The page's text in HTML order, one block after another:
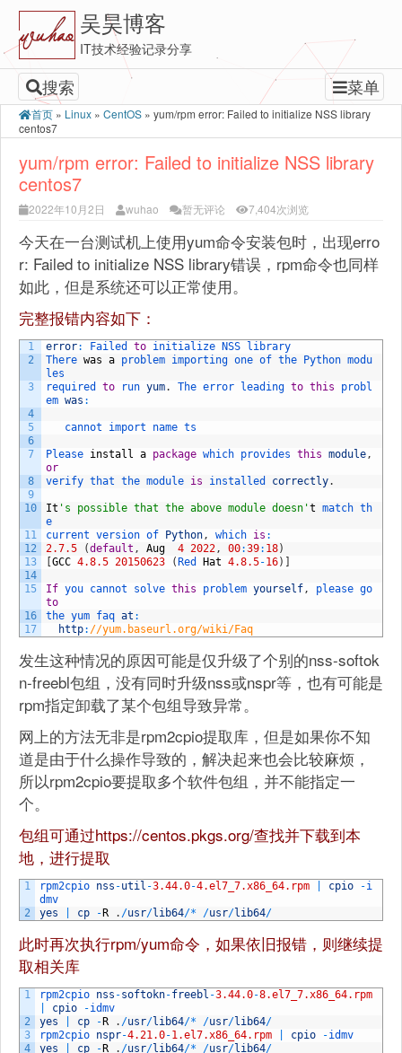
吴昊博客
IT技术经验记录分享
搜索 菜单
首页 » Linux » CentOS » yum/rpm error: Failed to initialize NSS library
centos7
yum/rpm error: Failed to initialize NSS library
centos7
2022年10月2日 wuhao 暂无评论 7,404次浏览
今天在一台测试机上使用yum命令安装包时，出现erro
r: Failed to initialize NSS library错误，rpm命令也同样
如此，但是系统还可以正常使用。
完整报错内容如下：
1
2
3
4
5
6
7
8
9
10
11
12
13
14
15
16
17
error: Failed to initialize NSS
library
There was a problem importing one of the Python modu
les
required to run yum. The error leading to this
probl
em was :
cannot import name ts
Please install a package which provides this module,
or
verify that the module is installed correctly.
It 's possible that the above module doesn't match th
e
current version of Python, which is :
2.7.5
(default , Aug 4 2022, 00:39: 18)
GCC 4.8.5 20150623 ( Red Hat 4.8.5-16)
If you cannot solve this problem yourself, please
to
the yum faq at :
http: //yum.baseurl.org/wiki/Faq
发生这种情况的原因可能是仅升级了个别的nss-softok
n-freebl包组，没有同时升级nss或nspr等，也有可能是
rpm指定卸载了某个包组导致异常。
网上的方法无非是rpm2cpio提取库，但是如果你不知
道是由于什么操作导致的，解决起来也会比较麻烦，
所以rpm2cpio要提取多个软件包组，并不能指定一
个。
包组可通过https://centos.pkgs.org/查找并下载到本
地，进行提取
1
2
rpm2cpio nss -util -3.44.0-4.el7_7.x86_64.rpm cpio -i
dmv
yes
cp - R . /usr/lib64/* /usr/lib64/
此时再次执行rpm/yum命令，如果依旧报错，则继续提
取相关库
1
2
3
4
rpm2cpio nss -softokn-freebl -3.44.0-8.el7_7.x86_64.rpm
cpio -idmv
yes
cp - R . /usr/lib64/* /usr/lib64/
rpm2cpio nspr-4.21.0-1.el7.x86_64.rpm cpio -idmv
yes
cp - R . /usr/lib64/* /usr/lib64/